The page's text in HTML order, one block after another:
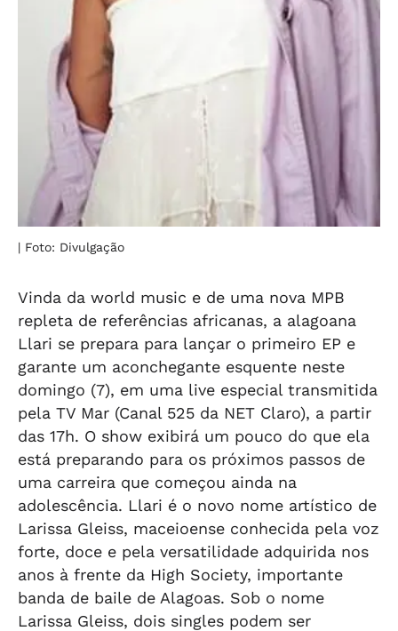
| Foto: Divulgação
Vinda da world music e de uma nova MPB
repleta de referências africanas, a alagoana
Llari se prepara para lançar o primeiro EP e
garante um aconchegante esquente neste
domingo (7), em uma live especial transmitida
pela TV Mar (Canal 525 da NET Claro), a partir
das 17h. O show exibirá um pouco do que ela
está preparando para os próximos passos de
uma carreira que começou ainda na
adolescência. Llari é o novo nome artístico de
Larissa Gleiss, maceioense conhecida pela voz
forte, doce e pela versatilidade adquirida nos
anos à frente da High Society, importante
banda de baile de Alagoas. Sob o nome
Larissa Gleiss, dois singles podem ser